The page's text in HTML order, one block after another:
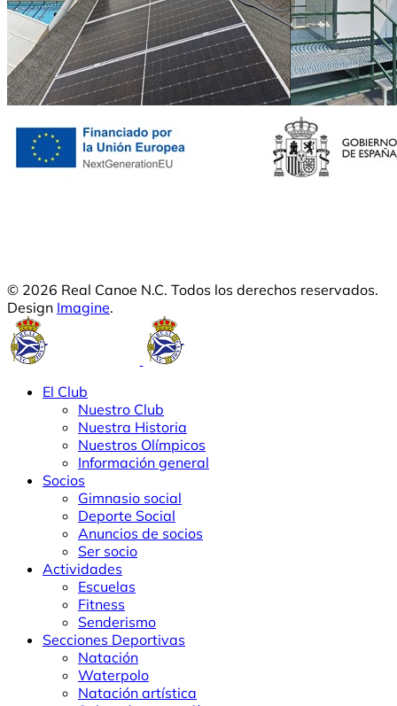
© 2026 Real Canoe N.C. Todos los derechos reservados.
Design Imagine.
El Club
Nuestro Club
Nuestra Historia
Nuestros Olímpicos
Información general
Socios
Gimnasio social
Deporte Social
Anuncios de socios
Ser socio
Actividades
Escuelas
Fitness
Senderismo
Secciones Deportivas
Natación
Waterpolo
Natación artística